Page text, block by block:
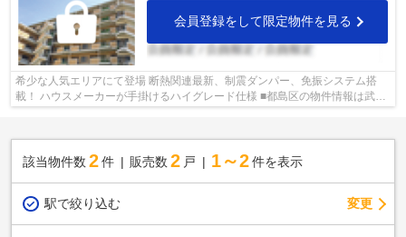
会員登録をして限定物件を見る
希少な人気エリアにて登場 断熱関連最新、制震ダンパー、免振システム搭
載！ ハウスメーカーが手掛けるハイグレード仕様 ■都島区の物件情報は武和
該当物件数 2件 販売数 2 戸 1～2 件を表示
駅で絞り込む 変更